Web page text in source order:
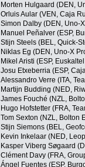
Morten Hulgaard (DEN,
Orluis Aular (VEN, Caja
Simon Dalby (DEN, Uno-
Manuel Peñalver (ESP,
Stijn Steels (BEL, Quick-
Niklas Eg (DEN, Uno-X
Mikel Aristi (ESP,
Josu Etxeberria (ESP,
Alessandro Verre (ITA,
Martijn Budding (NED,
James Fouché (NZL,
Hugo Hofstetter (FRA,
Tom Sexton (NZL, Bolton
Stijn Siemons (BEL,
Kevin Inkelaar (NED,
Kasper Viberg Søgaard
Clément Davy (FRA,
Ángel Fuentes (ESP,